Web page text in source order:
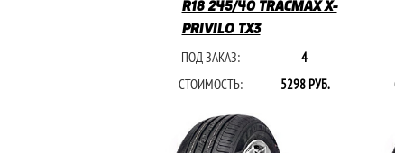
R18 245/40 TRACMAX X-
PRIVILO TX3
ПОД ЗАКАЗ:
4
СТОИМОСТЬ:
5298 РУБ.